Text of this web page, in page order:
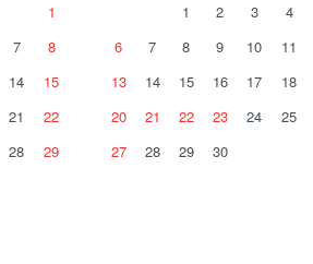
1
7
8
14
15
21
22
28
29
1
2 3 4
6
7 8 9 10 11
13
14 15 16 17 18
20
21 22 23 24 25
27
28 29 30